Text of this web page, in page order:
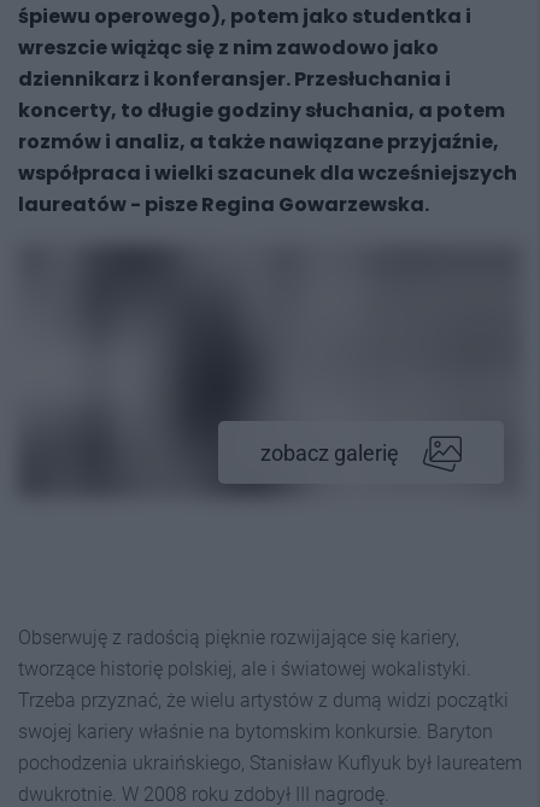
śpiewu operowego), potem jako studentka i
wreszcie wiążąc się z nim zawodowo jako
dziennikarz i konferansjer. Przesłuchania i
koncerty, to długie godziny słuchania, a potem
rozmów i analiz, a także nawiązane przyjaźnie,
współpraca i wielki szacunek dla wcześniejszych
laureatów - pisze Regina Gowarzewska.
zobacz galerię
Obserwuję z radością pięknie rozwijające się kariery,
tworzące historię polskiej, ale i światowej wokalistyki.
Trzeba przyznać, że wielu artystów z dumą widzi początki
swojej kariery właśnie na bytomskim konkursie. Baryton
pochodzenia ukraińskiego, Stanisław Kuflyuk był laureatem
dwukrotnie. W 2008 roku zdobył III nagrodę.